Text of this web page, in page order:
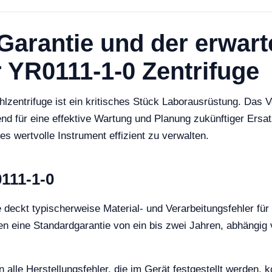
und der
1-0 Zentrifuge
ist ein kritisches Stück Laborausrüstung. Das
für eine effektive Wartung und Planung zukünftiger
wertvolle Instrument effizient zu verwalten.
1-0
typischerweise Material- und Verarbeitungsfehler
eine Standardgarantie von ein bis zwei Jahren,
alle Herstellungsfehler, die im Gerät festgestellt werden,